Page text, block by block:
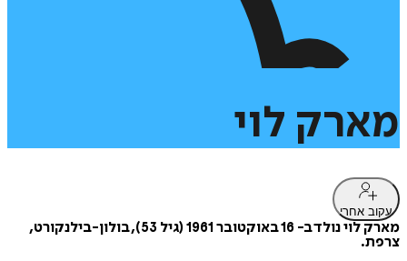
מארק לוי
עקוב אחרי
מארק לוי נולד ב- 16 באוקטובר 1961 (גיל 53), בולון-בילנקורט,
צרפת.